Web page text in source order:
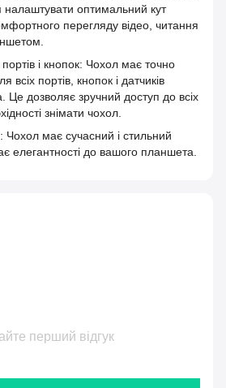
налаштувати оптимальний кут
перегляду відео, читання
і кнопок: Чохол має точно
всіх портів, кнопок і датчиків
Це дозволяє зручний доступ до всіх
знімати чохол.
Чохол має сучасний і стильний
елегантності до вашого планшета.
перший відгук